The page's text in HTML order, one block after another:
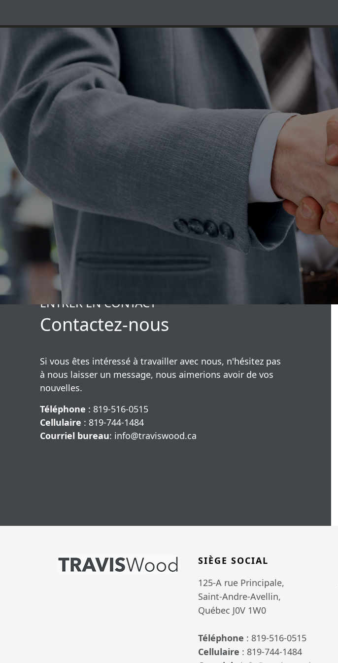
ENTRER EN CONTACT
Contactez-nous
Si vous êtes intéressé à travailler avec nous, n'hésitez pas
à nous laisser un message, nous aimerions avoir de vos
nouvelles.
Téléphone : 819-516-0515
Cellulaire : 819-744-1484
Courriel bureau: info@traviswood.ca
SIÈGE SOCIAL
125-A rue Principale,
Saint-Andre-Avellin,
Québec J0V 1W0
Téléphone : 819-516-0515
Cellulaire : 819-744-1484